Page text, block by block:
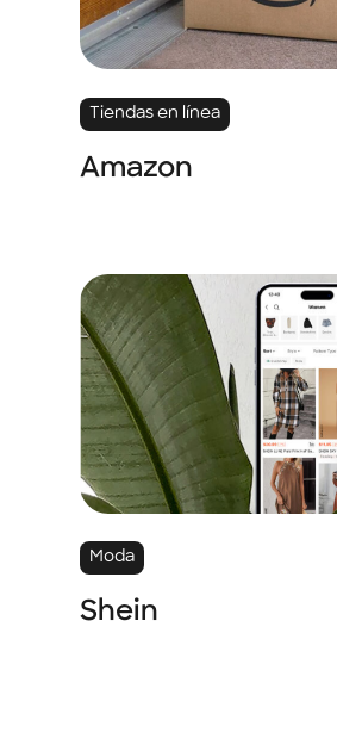
Tiendas en línea
Amazon
Moda
Shein